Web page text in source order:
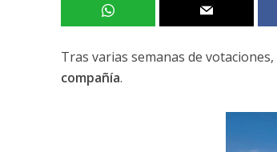
Tras varias semanas de votaciones,
compañía.